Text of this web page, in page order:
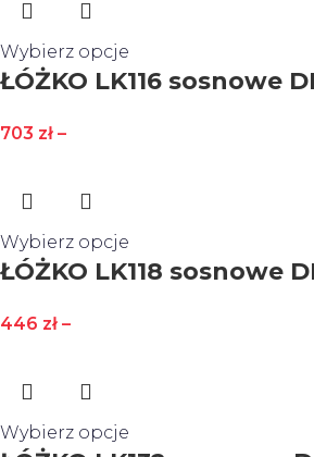
Wybierz opcje
ŁÓŻKO LK116 sosnowe
703 zł –
Wybierz opcje
ŁÓŻKO LK118 sosnowe
446 zł –
Wybierz opcje